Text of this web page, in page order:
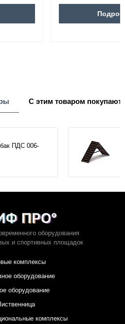
С этим товаром покупают
ПДС 006-
оборудования
и спортивных площадок
комплексы
оборудование
оборудование
комплексы